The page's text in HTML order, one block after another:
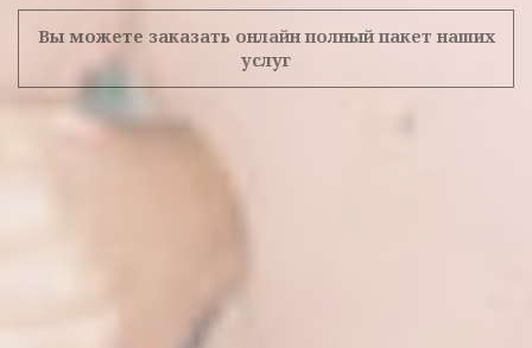
Вы можете заказать онлайн полный пакет наших
услуг